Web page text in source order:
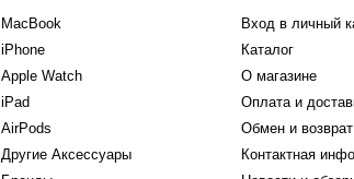
MacBook
iPhone
Apple Watch
iPad
AirPods
Другие Аксессуары
Вход в личный
Каталог
О магазине
Оплата и
Обмен и возврат
Контактная